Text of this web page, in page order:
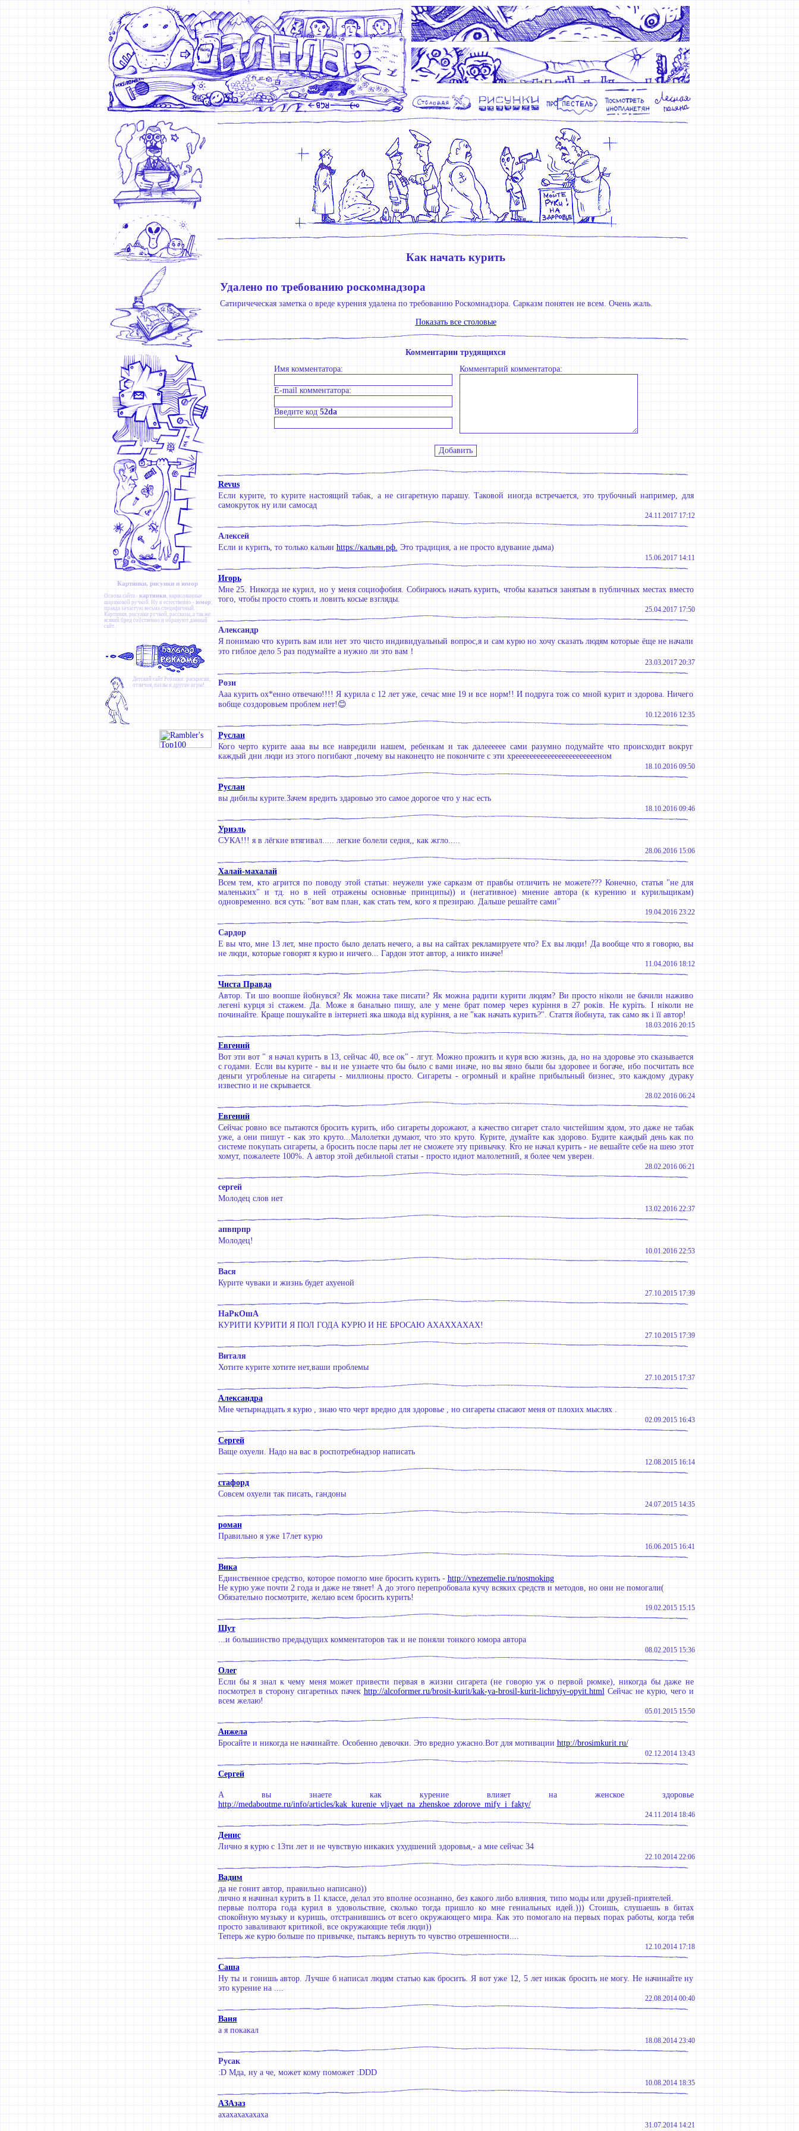
Картинки, рисунки и юмор
Основа сайта - картинки, нарисованные
шариковой ручкой. Ну и естественно - юмор,
правда зачастую весьма специфичный.
Картинки, рисунки ручкой, рассказы, а так же
всякий бред собственно и образуют данный
сайт.
Детский сайт Ребзики: раскраски,
отличия, пазлы и другие игры!
Как начать курить
Удалено по требованию роскомнадзора
Сатиричеческая заметка о вреде курения удалена по требованию Роскомнадзора. Сарказм понятен не всем. Очень жаль.
Показать все столовые
Комментарии трудящихся
Имя комментатора:
E-mail комментатора:
Введите код 52da
Комментарий комментатора:
Revus
Если курите, то курите настоящий табак, а не сигаретную парашу. Таковой иногда встречается, это трубочный например, для
самокруток ну или самосад
24.11.2017 17:12
Алексей
Если и курить, то только кальян https://кальян.рф. Это традиция, а не просто вдувание дыма)
15.06.2017 14:11
Игорь
Мне 25. Никогда не курил, но у меня социофобия. Собираюсь начать курить, чтобы казаться занятым в публичных местах вместо
того, чтобы просто стоять и ловить косые взгляды.
25.04.2017 17:50
Александр
Я понимаю что курить вам или нет это чисто индивидуальный вопрос,я и сам курю но хочу сказать людям которые ёще не начали
это гиблое дело 5 раз подумайте а нужно ли это вам！
23.03.2017 20:37
Рози
Ааа курить ох*енно отвечаю!!!! Я курила с 12 лет уже, сечас мне 19 и все норм!! И подруга тож со мной курит и здорова. Ничего
вобще создоровьем проблем нет!😊
10.12.2016 12:35
Руслан
Кого черто курите аааа вы все навредили нашем, ребенкам и так далееееее сами разумно подумайте что происходит вокруг
каждый дни люди из этого погибают ,почему вы наконецто не покончите с эти хреееееееееееееееееееееееном
18.10.2016 09:50
Руслан
вы дибилы курите.Зачем вредить здаровью это самое дорогое что у нас есть
18.10.2016 09:46
Уриэль
СУКА!!! я в лёгкие втягивал..... легкие болели седня,, как жгло.....
28.06.2016 15:06
Халай-махалай
Всем тем, кто агрится по поводу этой статьи: неужели уже сарказм от правбы отличить не можете??? Конечно, статья "не для
маленьких" и тд. но в ней отражены основные принципы)) и (негативное) мнение автора (к курению и курильщикам)
одновременно. вся суть: "вот вам план, как стать тем, кого я презираю. Дальше решайте сами"
19.04.2016 23:22
Сардор
Е вы что, мне 13 лет, мне просто было делать нечего, а вы на сайтах рекламируете что? Ех вы люди! Да вообще что я говорю, вы
не люди, которые говорят я курю и ничего... Гардон этот автор, а никто иначе!
11.04.2016 18:12
Чиста Правда
Автор. Ти шо воопше йобнувся? Як можна таке писати? Як можна радити курити людям? Ви просто ніколи не бачили наживо
легені курця зі стажем. Да. Може я банально пишу, але у мене брат помер через куріння в 27 років. Не куріть. І ніколи не
починайте. Краще пошукайте в інтернеті яка шкода від куріння, а не "как начать курить?". Стаття йобнута, так само як і її автор!
18.03.2016 20:15
Евгений
Вот эти вот " я начал курить в 13, сейчас 40, все ок" - лгут. Можно прожить и куря всю жизнь, да, но на здоровье это сказывается
с годами. Если вы курите - вы и не узнаете что бы было с вами иначе, но вы явно были бы здоровее и богаче, ибо посчитать все
деньги угробленые на сигареты - миллионы просто. Сигареты - огромный и крайне прибыльный бизнес, это каждому дураку
известно и не скрывается.
28.02.2016 06:24
Евгений
Сейчас ровно все пытаются бросить курить, ибо сигареты дорожают, а качество сигарет стало чистейшим ядом, это даже не табак
уже, а они пишут - как это круто...Малолетки думают, что это круто. Курите, думайте как здорово. Будите каждый день как по
системе покупать сигареты, а бросить после пары лет не сможете эту привычку. Кто не начал курить - не вешайте себе на шею этот
хомут, пожалеете 100%. А автор этой дебильной статьи - просто идиот малолетний, я более чем уверен.
28.02.2016 06:21
сергей
Молодец слов нет
13.02.2016 22:37
апвпрпр
Молодец!
10.01.2016 22:53
Вася
Курите чуваки и жизнь будет ахуеной
27.10.2015 17:39
НаРкОшА
КУРИТИ КУРИТИ Я ПОЛ ГОДА КУРЮ И НЕ БРОСАЮ АХАХХАХАХ!
27.10.2015 17:39
Виталя
Хотите курите хотите нет,ваши проблемы
27.10.2015 17:37
Александра
Мне четырнадцать я курю , знаю что черт вредно для здоровье , но сигареты спасают меня от плохих мыслях .
02.09.2015 16:43
Сергей
Ваще охуели. Надо на вас в роспотребнадзор написать
12.08.2015 16:14
стафорд
Совсем охуели так писать, гандоны
24.07.2015 14:35
роман
Правильно я уже 17лет курю
16.06.2015 16:41
Вика
Единственное средство, которое помогло мне бросить курить - http://vnezemelie.ru/nosmoking
Не курю уже почти 2 года и даже не тянет! А до этого перепробовала кучу всяких средств и методов, но они не помогали(
Обязательно посмотрите, желаю всем бросить курить!
19.02.2015 15:15
Шут
...и большинство предыдущих комментаторов так и не поняли тонкого юмора автора
08.02.2015 15:36
Олег
Если бы я знал к чему меня может привести первая в жизни сигарета (не говорю уж о первой рюмке), никогда бы даже не
посмотрел в сторону сигаретных пачек http://alcoformer.ru/brosit-kurit/kak-ya-brosil-kurit-lichnyiy-opyit.htmlСейчас не курю, чего и
всем желаю!
05.01.2015 15:50
Анжела
Бросайте и никогда не начинайте. Особенно девочки. Это вредно ужасно.Вот для мотивации http://brosimkurit.ru/
02.12.2014 13:43
Сергей
А вы знаете как курение влияет на женское здоровье
http://medaboutme.ru/info/articles/kak_kurenie_vliyaet_na_zhenskoe_zdorove_mify_i_fakty/
24.11.2014 18:46
Денис
Лично я курю с 13ти лет и не чувствую никаких ухудшений здоровья,- а мне сейчас 34
22.10.2014 22:06
Вадим
да не гонит автор, правильно написано))
лично я начинал курить в 11 классе, делал это вполне осознанно, без какого либо влияния, типо моды или друзей-приятелей.
первые полтора года курил в удовольствие, сколько тогда пришло ко мне гениальных идей.))) Стоишь, слушаешь в битах
спокойную музыку и куришь, отстранившись от всего окружающего мира. Как это помогало на первых порах работы, когда тебя
просто заваливают критикой, все окружающие тебя люди))
Теперь же курю больше по привычке, пытаясь вернуть то чувство отрешенности....
12.10.2014 17:18
Саша
Ну ты и гонишь автор. Лучше б написал людям статью как бросить. Я вот уже 12, 5 лет никак бросить не могу. Не начинайте ну
это курение на ....
22.08.2014 00:40
Ваня
а я покакал
18.08.2014 23:40
Русак
:D Мда, ну а че, может кому поможет :DDD
10.08.2014 18:35
АЗАзаз
ахахахахахаха
31.07.2014 14:21